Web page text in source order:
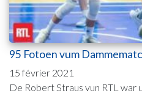
95 Fotoen vum
15 février 2021
De Robert Straus vun RTL war